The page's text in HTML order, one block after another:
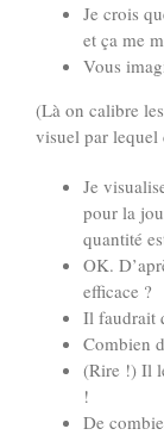
Je crois
et ça me
Vous
(Là on calibre
visuel par lequel
Je
pour la
quantité
OK.
efficace ?
Il faudrait
Combien
(Rire !) Il
!
De